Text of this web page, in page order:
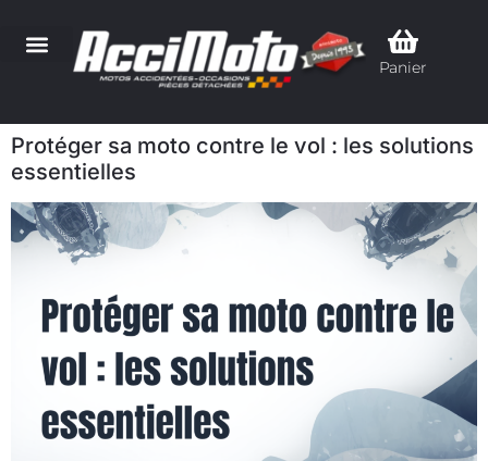
Panier
Protéger sa moto contre le vol : les solutions
essentielles